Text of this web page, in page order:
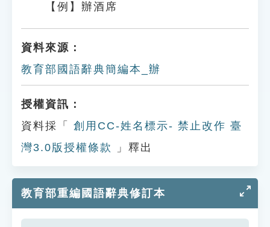
【例】辦酒席
資料來源：
教育部國語辭典簡編本_辦
授權資訊：
資料採「
創用CC-姓名標示- 禁止改作 臺
灣3.0版授權條款
」釋出
教育部重編國語辭典修訂本